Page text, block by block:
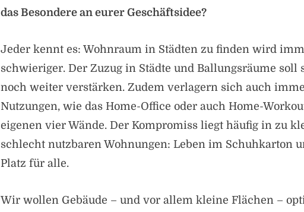
das Besondere an eurer Geschäftsidee?
Jeder kennt es: Wohnraum in Städten zu finden wird
schwieriger. Der Zuzug in Städte und Ballungsräume soll
noch weiter verstärken. Zudem verlagern sich auch
Nutzungen, wie das Home-Office oder auch Home-
eigenen vier Wände. Der Kompromiss liegt häufig in zu
schlecht nutzbaren Wohnungen: Leben im Schuhkarton
Platz für alle.
Wir wollen Gebäude – und vor allem kleine Flächen –